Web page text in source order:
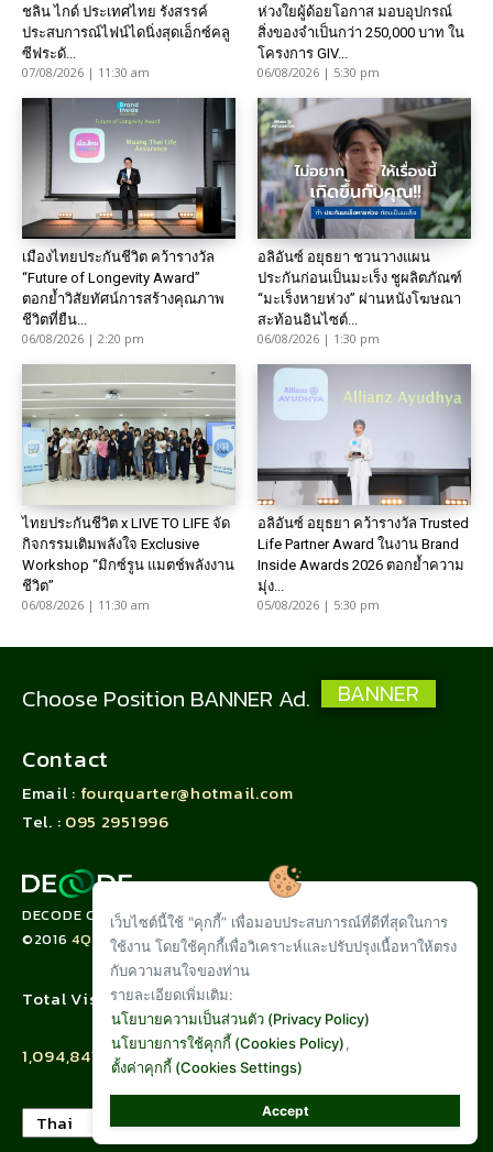
ชลิน ไกด์ ประเทศไทย รังสรรค์
ประสบการณ์ไฟน์ไดนิ่งสุดเอ็กซ์คลู
ซีฟระดั...
07/08/2026 | 11:30 am
ห่วงใยผู้ด้อยโอกาส มอบอุปกรณ์
สิ่งของจำเป็นกว่า 250,000 บาท ใน
โครงการ GIV...
06/08/2026 | 5:30 pm
เมืองไทยประกันชีวิต คว้ารางวัล
“Future of Longevity Award”
ตอกย้ำวิสัยทัศน์การสร้างคุณภาพ
ชีวิตที่ยืน...
06/08/2026 | 2:20 pm
อลิอันซ์ อยุธยา ชวนวางแผน
ประกันก่อนเป็นมะเร็ง ชูผลิตภัณฑ์
“มะเร็งหายห่วง” ผ่านหนังโฆษณา
สะท้อนอินไซต์...
06/08/2026 | 1:30 pm
ไทยประกันชีวิต x LIVE TO LIFE จัด
กิจกรรมเติมพลังใจ Exclusive
Workshop “มิกซ์รูน แมตช์พลังงาน
ชีวิต”
06/08/2026 | 11:30 am
อลิอันซ์ อยุธยา คว้ารางวัล Trusted
Life Partner Award ในงาน Brand
Inside Awards 2026 ตอกย้ำความ
มุ่ง...
05/08/2026 | 5:30 pm
Choose Position BANNER Ad. BANNER
Contact
Email : fourquarter@hotmail.com
Tel. : 095 2951996
DECODE CORPORATION LIMITED
©20164QUARTER.CO
Total Visit :
1,094,841
เว็บไซต์นี้ใช้ "คุกกี้” เพื่อมอบประสบการณ์ที่ดีที่สุดในการ
ใช้งาน โดยใช้คุกกี้เพื่อวิเคราะห์และปรับปรุงเนื้อหาให้ตรง
กับความสนใจของท่าน
รายละเอียดเพิ่มเติม:
นโยบายความเป็นส่วนตัว (Privacy Policy)
นโยบายการใช้คุกกี้ (Cookies Policy),
ตั้งค่าคุกกี้ (Cookies Settings)
Accept